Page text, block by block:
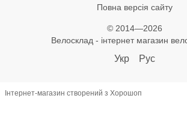
Повна версія сайту
© 2014—2026
Велосклад - інтернет магазин
Укр Рус
Інтернет-магазин створений з Хорошоп